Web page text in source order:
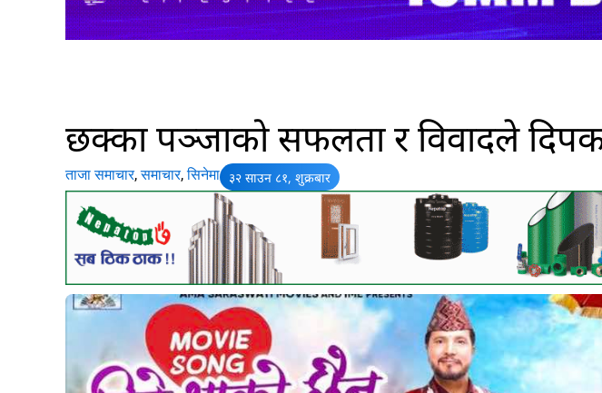
छक्का पञ्जाको सफलता र विवादले
ताजा समाचार,समाचार,सिनेमा ३२ साउन ८१, शुक्रबार